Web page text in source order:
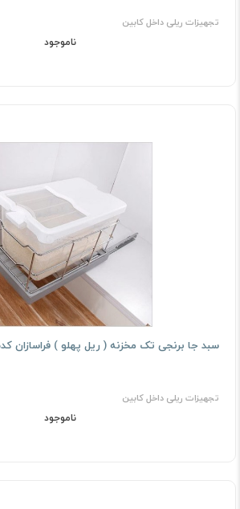
تجهیزات ریلی داخل کابین
ناموجود
سبد جا برنجی تک مخزنه ( رﻳﻞ ﭘﻬﻠﻮ ) فراسازان کد1325
تجهیزات ریلی داخل کابین
ناموجود